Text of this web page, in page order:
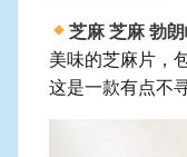
芝麻 芝麻 勃
美味的芝麻片，
这是一款有点不